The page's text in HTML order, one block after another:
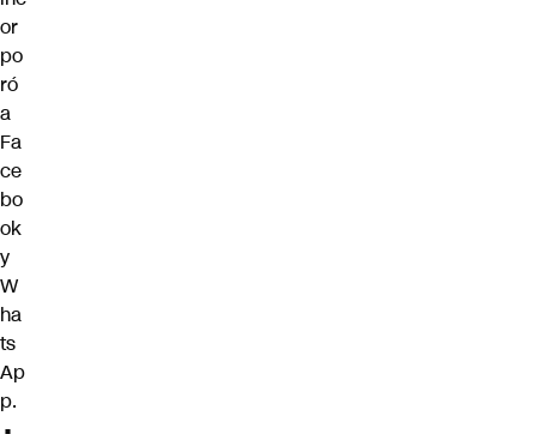
or
po
ró
a
Fa
ce
bo
ok
y
W
ha
ts
Ap
p.